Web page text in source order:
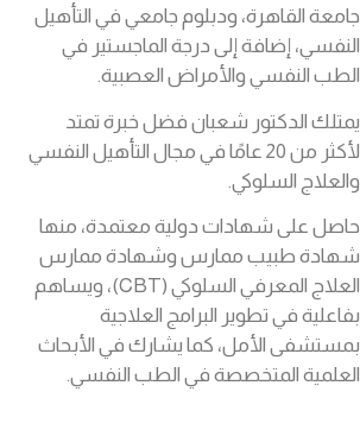
جامعة القاهرة، ودبلوم جامعي في التأهيل
النفسي، إضافة إلى درجة الماجستير في
الطب النفسي والأمراض العصبية.
يمتلك الدكتور شعبان فضل خبرة تمتد
لأكثر من 20 عامًا في مجال التأهيل النفسي
والعلاج السلوكي.
حاصل على شهادات دولية معتمدة، منها
شهادة طبيب ممارس وشهادة ممارس
العلاج المعرفي السلوكي (CBT)، ويساهم
بفاعلية في تطوير البرامج العلاجية
بمستشفى الأمل، كما يشارك في الأبحاث
العلمية المتخصصة في الطب النفسي.